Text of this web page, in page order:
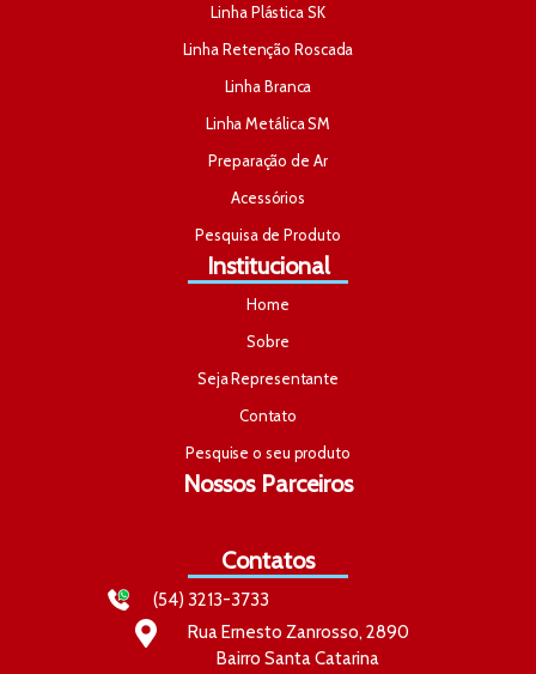
Linha Plástica SK
Linha Retenção Roscada
Linha Branca
Linha Metálica SM
Preparação de Ar
Acessórios
Pesquisa de Produto
Institucional
Home
Sobre
Seja Representante
Contato
Pesquise o seu produto
Nossos Parceiros
Contatos
(54) 3213-3733
Rua Ernesto Zanrosso, 2890
Bairro Santa Catarina